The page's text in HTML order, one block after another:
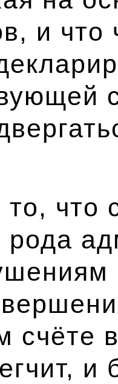
и что
что
рода
счёте
и